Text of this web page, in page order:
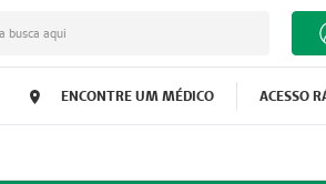
busca aqui
ENCONTRE UM MÉDICO ACESSO